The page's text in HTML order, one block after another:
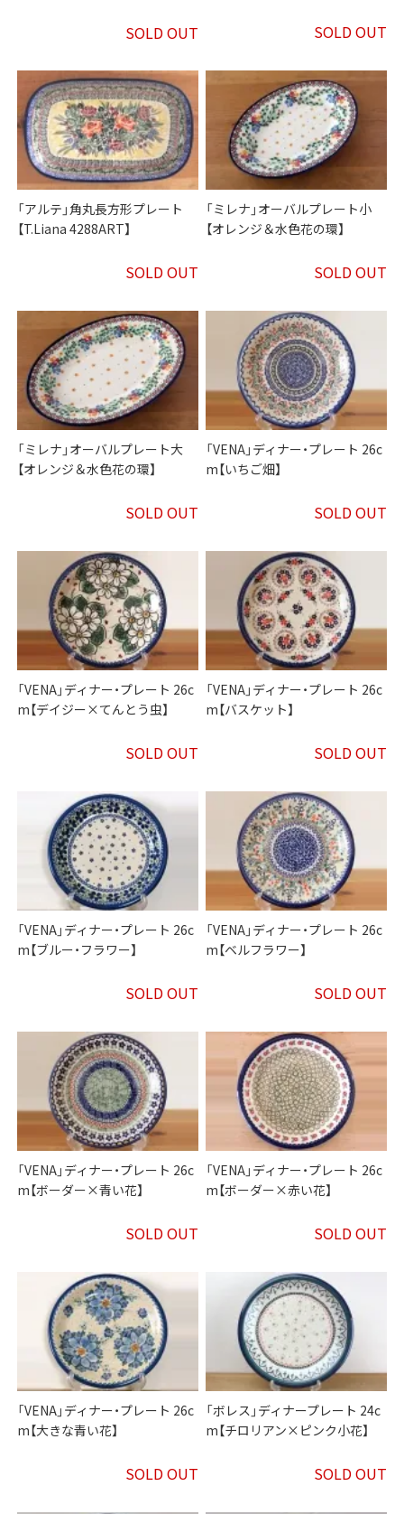
SOLD OUT SOLD OUT
「アルテ」角丸長方形プレート
【T.Liana 4288ART】
SOLD OUT
「ミレナ」オーバルプレート小
【オレンジ＆水色花の環】
SOLD OUT
「ミレナ」オーバルプレート大
【オレンジ＆水色花の環】
SOLD OUT
「VENA」ディナー・プレート 26c
m【いちご畑】
SOLD OUT
「VENA」ディナー・プレート 26c
m【デイジー×てんとう虫】
SOLD OUT
「VENA」ディナー・プレート 26c
m【バスケット】
SOLD OUT
「VENA」ディナー・プレート 26c
m【ブルー・フラワー】
SOLD OUT
「VENA」ディナー・プレート 26c
m【ベルフラワー】
SOLD OUT
「VENA」ディナー・プレート 26c
m【ボーダー×青い花】
SOLD OUT
「VENA」ディナー・プレート 26c
m【ボーダー×赤い花】
SOLD OUT
「VENA」ディナー・プレート 26c
m【大きな青い花】
SOLD OUT
「ボレス」ディナープレート 24c
m【チロリアン×ピンク小花】
SOLD OUT